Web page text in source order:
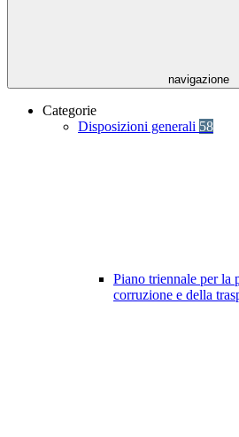
navigazione
Categorie
Disposizioni generali 58
Piano triennale per la
corruzione e della